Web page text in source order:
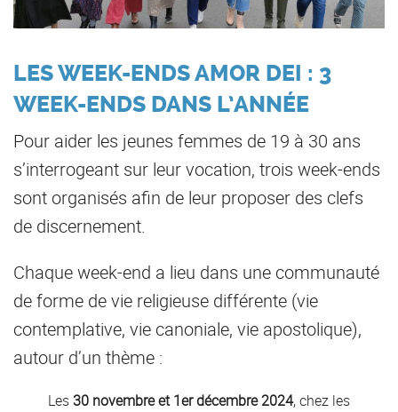
LES WEEK-ENDS AMOR DEI : 3
WEEK-ENDS DANS L’ANNÉE
Pour aider les jeunes femmes de 19 à 30 ans
s’interrogeant sur leur vocation, trois week-ends
sont organisés afin de leur proposer des clefs
de discernement.
Chaque week-end a lieu dans une communauté
de forme de vie religieuse différente (vie
contemplative, vie canoniale, vie apostolique),
autour d’un thème :
Les30 novembre et 1er décembre 2024, chez les